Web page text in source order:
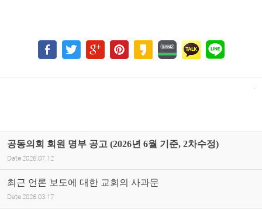
공동의회 회원 명부 공고 (2026년 6월 기준, 2차수정)
Date 2026.07.12
최근 언론 보도에 대한 교회의 사과문
Date 2026.03.17